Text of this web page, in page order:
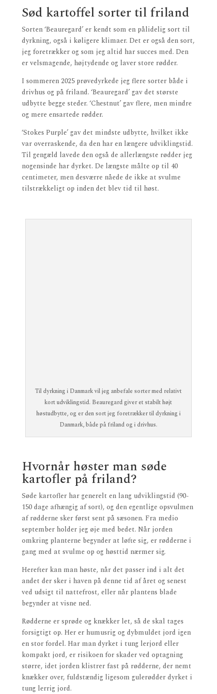
Sød kartoffel sorter til friland
Sorten ‘Beauregard’ er kendt som en pålidelig sort til
dyrkning, også i køligere klimaer. Det er også den sort,
jeg foretrækker og som jeg altid har succes med. Den
er velsmagende, højtydende og laver store rødder.
I sommeren 2025 prøvedyrkede jeg flere sorter både i
drivhus og på friland. ‘Beauregard’ gav det største
udbytte begge steder. ‘Chestnut’ gav flere, men mindre
og mere ensartede rødder.
‘Stokes Purple’ gav det mindste udbytte, hvilket ikke
var overraskende, da den har en længere udviklingstid.
Til gengæld lavede den også de allerlængste rødder jeg
nogensinde har dyrket. De længste målte op til 40
centimeter, men desværre nåede de ikke at svulme
tilstrækkeligt op inden det blev tid til høst.
Til dyrkning i Danmark vil jeg anbefale sorter med relativt
kort udviklingstid. Beauregard giver et stabilt højt
høstudbytte, og er den sort jeg foretrækker til dyrkning i
Danmark, både på friland og i drivhus.
Hvornår høster man søde
kartofler på friland?
Søde kartofler har generelt en lang udviklingstid (90-
150 dage afhængig af sort), og den egentlige opsvulmen
af rødderne sker først sent på sæsonen. Fra medio
september holder jeg øje med bedet. Når jorden
omkring planterne begynder at løfte sig, er rødderne i
gang med at svulme op og høsttid nærmer sig.
Herefter kan man høste, når det passer ind i alt det
andet der sker i haven på denne tid af året og senest
ved udsigt til nattefrost, eller når plantens blade
begynder at visne ned.
Rødderne er sprøde og knækker let, så de skal tages
forsigtigt op. Her er humusrig og dybmuldet jord igen
en stor fordel. Har man dyrket i tung lerjord eller
kompakt jord, er risikoen for skader ved optagning
større, idet jorden klistrer fast på rødderne, der nemt
knækker over, fuldstændig ligesom gulerødder dyrket i
tung lerrig jord.